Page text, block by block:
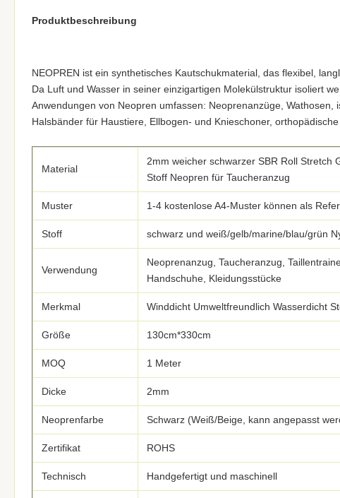
Produktbeschreibung
NEOPREN ist ein synthetisches Kautschukmaterial, das flexibel,
Da Luft und Wasser in seiner einzigartigen Molekülstruktur isoliert
Anwendungen von Neopren umfassen: Neoprenanzüge,
Halsbänder für Haustiere, Ellbogen- und Knieschoner,
Material
2mm weicher schwarzer SBR Roll Stretch
Stoff Neopren für Taucheranzug
Muster 1-4 kostenlose A4-Muster können als
Stoff schwarz und weiß/gelb/marine/blau/grün
Verwendung
Neoprenanzug, Taucheranzug,
Handschuhe, Kleidungsstücke
Merkmal Winddicht Umweltfreundlich Wasserdicht
Größe 130cm*330cm
MOQ 1 Meter
Dicke 2mm
Neoprenfarbe Schwarz (Weiß/Beige, kann angepasst
Zertifikat ROHS
Technisch Handgefertigt und maschinell